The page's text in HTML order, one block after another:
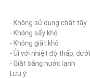
- Không sử dụng chất tẩy
- Không sấy khô
- Không giặt khô
- Ủi với nhiệt độ thấp, dưới
- Giặt bằng nước lạnh
Lưu ý: